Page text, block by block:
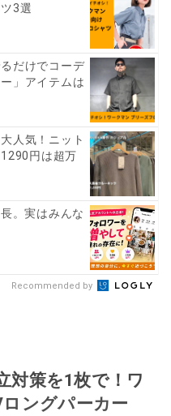
3選
だけでコーデ
」アイテムは
人気！ニット
円は超万
。実はみんな
Recommended by
対策を1枚で！ワ
ングパーカー